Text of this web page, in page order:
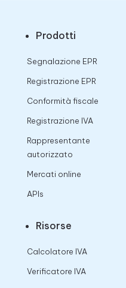
Prodotti
Segnalazione EPR
Registrazione EPR
Conformità fiscale
Registrazione IVA
Rappresentante
autorizzato
Mercati online
APIs
Risorse
Calcolatore IVA
Verificatore IVA